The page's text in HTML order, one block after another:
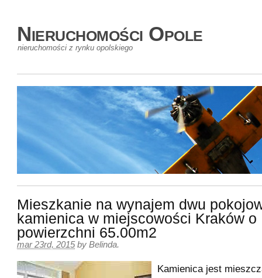
Nieruchomości Opole
nieruchomości z rynku opolskiego
Mieszkanie na wynajem dwu
kamienica w miejscowości Kraków o
powierzchni 65.00m2
mar 23rd, 2015 by Belinda.
Kamienica jest